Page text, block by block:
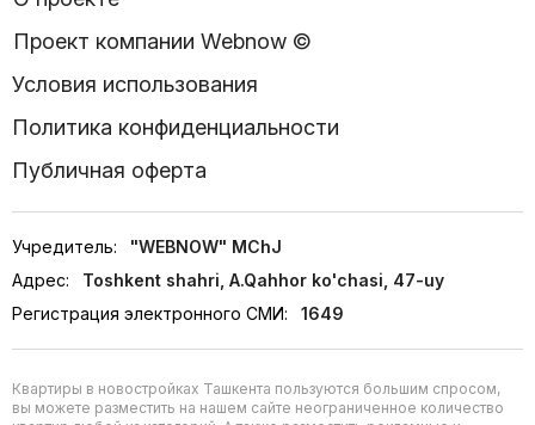
Проект компании Webnow ©
Условия использования
Политика конфиденциальности
Публичная оферта
Учредитель:
"WEBNOW" MChJ
Адрес:
Toshkent shahri, A.Qahhor ko'chasi, 47-uy
Регистрация электронного СМИ:
1649
Квартиры в новостройках Ташкента пользуются большим спросом,
вы можете разместить на нашем сайте неограниченное количество